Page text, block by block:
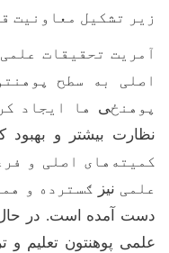
زیر تشکیل معاونیت
آمریت تحقیقات علمی
اصلی به سطح
پوهنځی ها ایجاد
نظارت بیشتر و بهبود
کمیته‌های اصلی و
علمی نیز ګسترده و
دست آمده است. در
علمی پوهنتون تعلیم و